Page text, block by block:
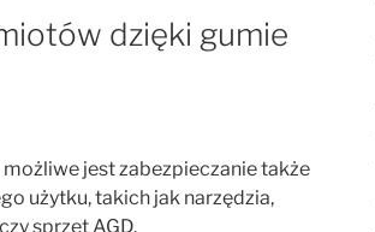
dzięki gumie
jest zabezpieczanie także
użytku, takich jak narzędzia,
sprzęt AGD.